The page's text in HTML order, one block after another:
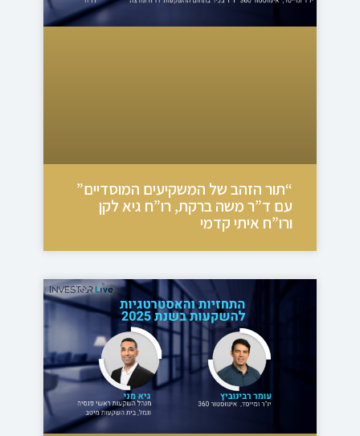
“תור הזהב של המשקיעים המוסדיים”
עם ד”ר משה ברקת, רו”ח גיא לקן
ורו”ח איתי קדמי